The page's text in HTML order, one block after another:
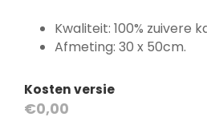
Kwaliteit: 100% zuivere
Afmeting: 30 x 50cm.
Kosten versie
€0,00